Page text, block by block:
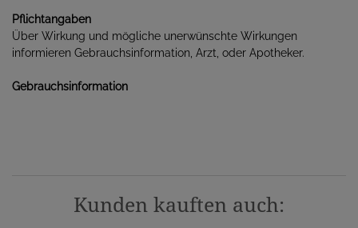
Pflichtangaben
Über Wirkung und mögliche unerwünschte Wirkungen
informieren Gebrauchsinformation, Arzt, oder Apotheker.
Gebrauchsinformation
Kunden kauften auch: